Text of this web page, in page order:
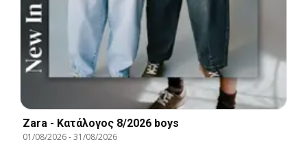
Zara - Kατάλογος 8/2026 boys
01/08/2026-31/08/2026